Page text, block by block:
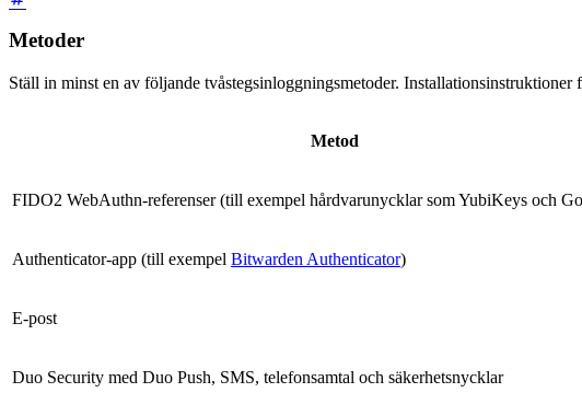
Metoder
Ställ in minst en av följande tvåstegsinloggningsmetoder.
Metod
FIDO2 WebAuthn-referenser (till exempel hårdvarunycklar som YubiKeys och
Authenticator-app (till exempel Bitwarden Authenticator)
E-post
Duo Security med Duo Push, SMS, telefonsamtal och säkerhetsnycklar